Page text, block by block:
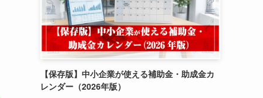
【保存版】中小企業が使える補助金・助成金カ
レンダー（2026年版）